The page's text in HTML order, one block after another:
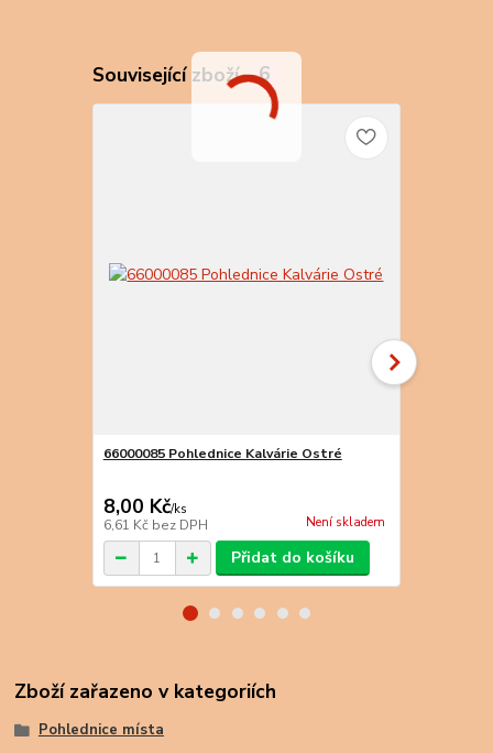
Související zboží 6
66000085 Pohlednice Kalvárie Ostré
8,00 Kč/ks
6,61 Kč bez DPH Není skladem
Přidat do košíku
Zboží zařazeno v kategoriích
Pohlednice místa